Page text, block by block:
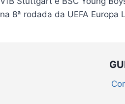
Post
na 8ª rodada da UEFA Europa